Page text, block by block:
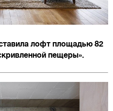
лофт площадью 82
пещеры».